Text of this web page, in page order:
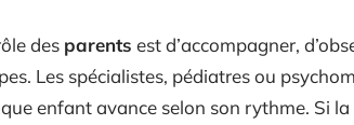
des parents est d’accompagner,
Les spécialistes, pédiatres ou
enfant avance selon son rythme. Si